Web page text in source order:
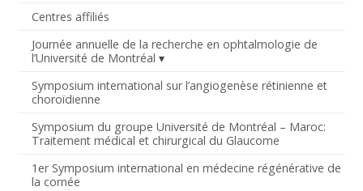
Centres affiliés
Journée annuelle de la recherche en ophtalmologie de
l’Université de Montréal
Symposium international sur l’angiogenèse rétinienne et
choroïdienne
Symposium du groupe Université de Montréal – Maroc:
Traitement médical et chirurgical du Glaucome
1er Symposium international en médecine régénérative de
la cornée